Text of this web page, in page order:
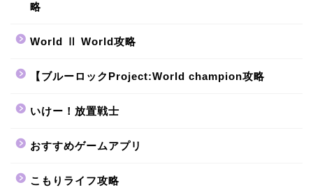
略
World Ⅱ World攻略
【ブルーロックProject:World champion攻略
いけー！放置戦士
おすすめゲームアプリ
こもりライフ攻略